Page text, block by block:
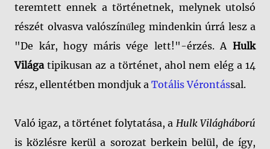
teremtett ennek a történetnek, melynek utolsó
részét olvasva valószínűleg mindenkin úrrá lesz a
"De kár, hogy máris vége lett!"-érzés. A Hulk
Világatipikusan az a történet, ahol nem elég a 14
rész, ellentétben mondjuk a Totális Vérontással.
Való igaz, a történet folytatása, a Hulk Világháború
is közlésre kerül a sorozat berkein belül, de így,